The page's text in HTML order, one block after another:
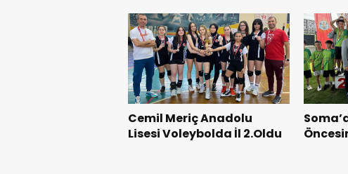
Cemil Meriç Anadolu
Lisesi Voleybolda İl 2.Oldu